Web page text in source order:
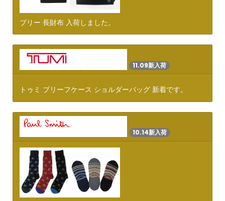
ブリー 長財布 入荷しました。
11.09新入荷
トゥミ ブリーフケース ショルダーバッグ 新着です。
10.14新入荷